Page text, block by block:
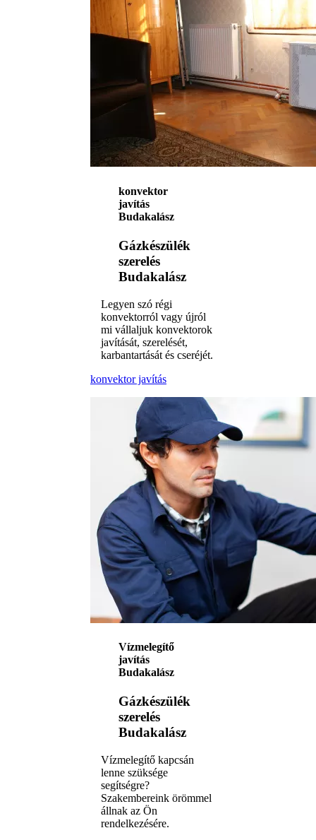
konvektor
javítás
Budakalász
Gázkészülék
szerelés
Budakalász
Legyen szó régi
konvektorról vagy újról
mi vállaljuk konvektorok
javítását, szerelését,
karbantartását és cseréjét.
konvektor javítás
Vízmelegítő
javítás
Budakalász
Gázkészülék
szerelés
Budakalász
Vízmelegítő kapcsán
lenne szüksége
segítségre?
Szakembereink örömmel
állnak az Ön
rendelkezésére.